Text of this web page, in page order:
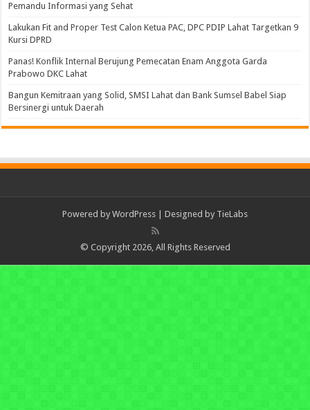
Pemandu Informasi yang Sehat
Lakukan Fit and Proper Test Calon Ketua PAC, DPC PDIP Lahat Targetkan 9
Kursi DPRD
Panas! Konflik Internal Berujung Pemecatan Enam Anggota Garda
Prabowo DKC Lahat
Bangun Kemitraan yang Solid, SMSI Lahat dan Bank Sumsel Babel Siap
Bersinergi untuk Daerah
Powered by WordPress | Designed by TieLabs
© Copyright 2026, All Rights Reserved